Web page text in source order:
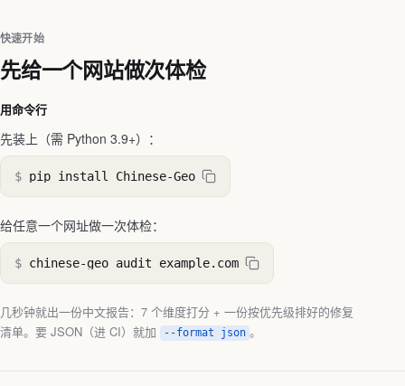
快速开始
先给一个网站做次体检
用命令行
先装上（需 Python 3.9+）：
$ pip install Chinese-Geo
给任意一个网址做一次体检：
$ chinese-geo audit example.com
几秒钟就出一份中文报告：7 个维度打分 + 一份按优先级排好的修复
清单。要 JSON（进 CI）就加
--format json 。